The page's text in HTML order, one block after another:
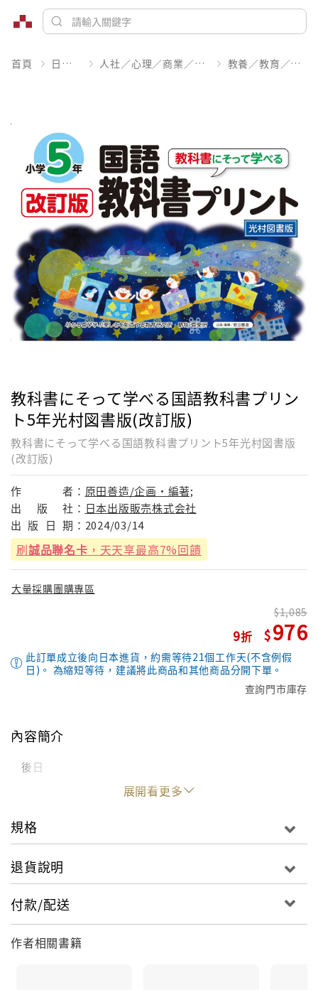
首頁 日文書 人社／心理／商業／其他 教養／教育／學習
教科書にそって学べる国語教科書プリン
ト5年光村図書版(改訂版)
教科書にそって学べる国語教科書プリント5年光村図書版
(改訂版)
作 者： 原田善造/企画・編著;
出
版 社： 日本出版販売株式会社
出 版 日 期： 2024/03/14
刷誠品聯名卡 ，天天享最高7%回饋
大量採購團購專區
9
1,085
976
此訂單成立後向日本進貨，約需等待21個工作天(不含例假
日)。 為縮短等待，建議將此商品和其他商品分開下單。
查詢門市庫存
內容簡介
後日
展開看更多
規格
退貨說明
付款/配送
作者相關書籍